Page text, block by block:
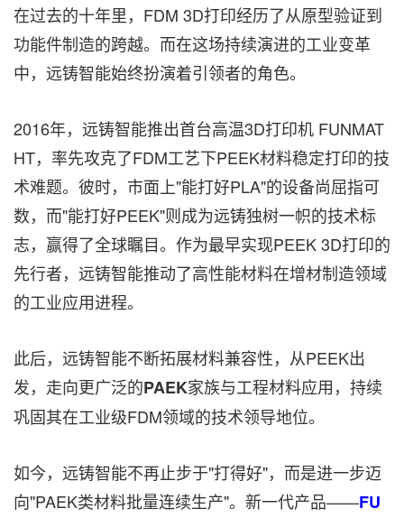
在过去的十年里，FDM 3D打印经历了从原型验证到
功能件制造的跨越。而在这场持续演进的工业变革
中，远铸智能始终扮演着引领者的角色。
2016年，远铸智能推出首台高温3D打印机 FUNMAT
HT，率先攻克了FDM工艺下PEEK材料稳定打印的技
术难题。彼时，市面上"能打好PLA"的设备尚屈指可
数，而"能打好PEEK"则成为远铸独树一帜的技术标
志，赢得了全球瞩目。作为最早实现PEEK 3D打印的
先行者，远铸智能推动了高性能材料在增材制造领域
的工业应用进程。
此后，远铸智能不断拓展材料兼容性，从PEEK出
发，走向更广泛的PAEK家族与工程材料应用，持续
巩固其在工业级FDM领域的技术领导地位。
如今，远铸智能不再止步于"打得好"，而是进一步迈
向"PAEK类材料批量连续生产"。新一代产品——FU